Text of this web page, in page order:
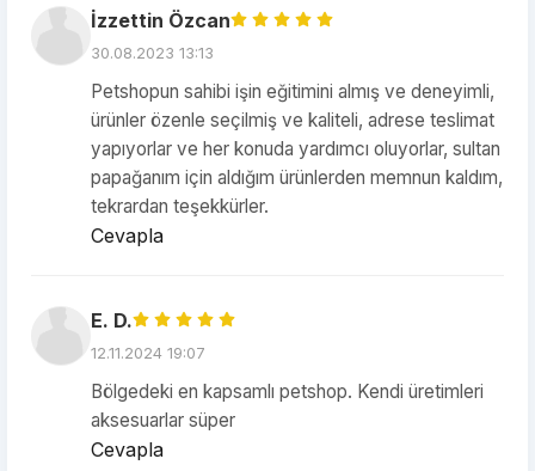
İzzettin Özcan
30.08.2023 13:13
Petshopun sahibi işin eğitimini almış ve deneyimli,
ürünler özenle seçilmiş ve kaliteli, adrese teslimat
yapıyorlar ve her konuda yardımcı oluyorlar, sultan
papağanım için aldığım ürünlerden memnun kaldım,
tekrardan teşekkürler.
Cevapla
E. D.
12.11.2024 19:07
Bölgedeki en kapsamlı petshop. Kendi üretimleri
aksesuarlar süper
Cevapla